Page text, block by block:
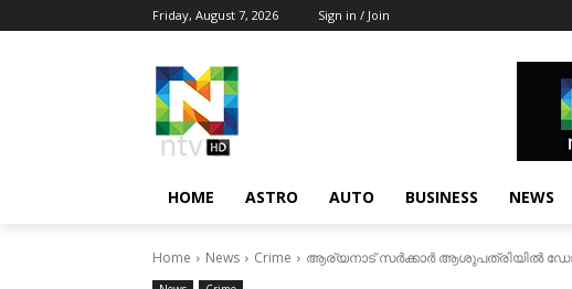
Friday, August 7, 2026 Sign in / Join
HOME ASTRO AUTO BUSINESS NEWS
Home News Crime ആര്യനാട് സർക്കാർ ആശുപത്രിയില്‍